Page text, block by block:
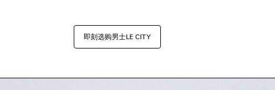
即刻选购男士LE CITY